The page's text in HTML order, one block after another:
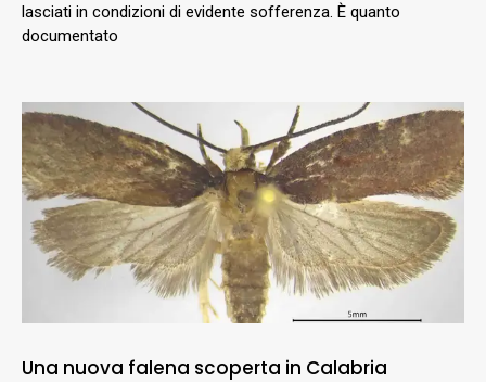
lasciati in condizioni di evidente sofferenza. È quanto
documentato
Una nuova falena scoperta in Calabria